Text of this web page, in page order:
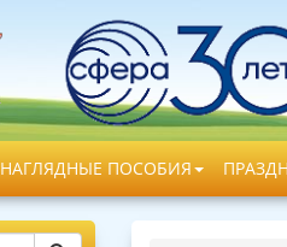
НАГЛЯДНЫЕ ПОСОБИЯ